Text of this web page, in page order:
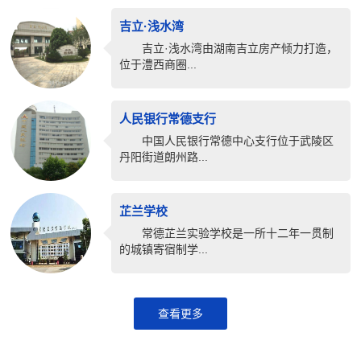
吉立·浅水湾
吉立·浅水湾由湖南吉立房产倾力打造，
位于澧西商圈...
人民银行常德支行
中国人民银行常德中心支行位于武陵区
丹阳街道朗州路...
芷兰学校
常德芷兰实验学校是一所十二年一贯制
的城镇寄宿制学...
查看更多